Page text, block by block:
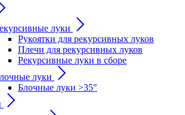
луки
Рукоятки для рекурсивных луков
Плечи для рекурсивных луков
Рекурсивные луки в сборе
луки
Блочные луки >35"